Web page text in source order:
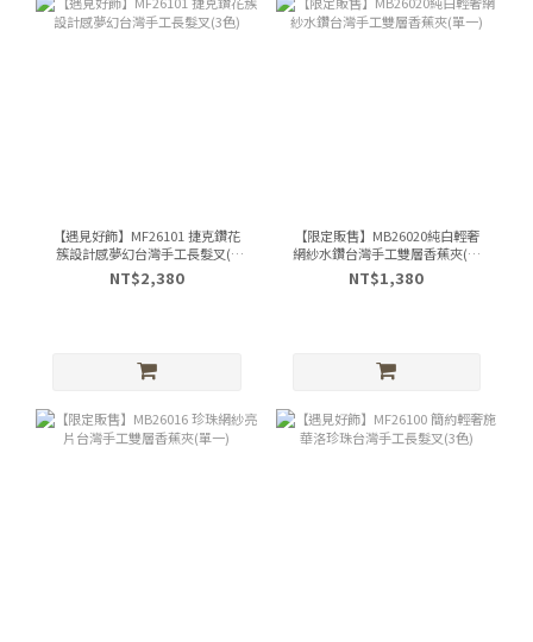
【遇見好飾】MF26101 捷克鑽花
簇設計感夢幻台灣手工長髮叉(3
色)
NT$2,380
【限定販售】MB26020純白輕奢
網紗水鑽台灣手工雙層香蕉夾(單
一)
NT$1,380